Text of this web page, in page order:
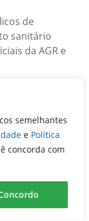
semelhantes
e Política
concorda com
de
sanitário
da AGR e
estão: